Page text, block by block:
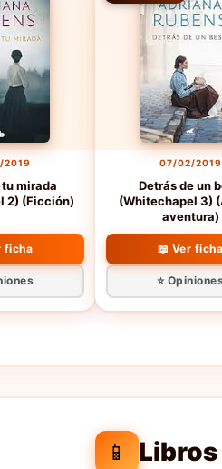
2019
mirada
2) (Ficción)
ficha
07/02/2019
Detrás de un
(Whitechapel 3)
aventura)
📖 Ver ficha
⭐
📱